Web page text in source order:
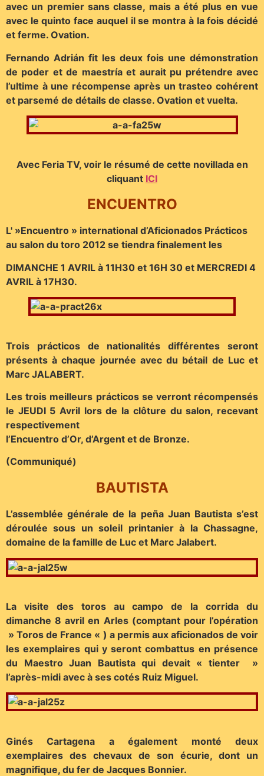
avec un premier sans classe, mais a été plus en vue
avec le quinto face auquel il se montra à la fois décidé
et ferme. Ovation.
Fernando Adrián fit les deux fois une démonstration
de poder et de maestría et aurait pu prétendre avec
l’ultime à une récompense après un trasteo cohérent
et parsemé de détails de classe. Ovation et vuelta.
Avec Feria TV, voir le résumé de cette novillada en
cliquant ICI
ENCUENTRO
L' »Encuentro » international d’Aficionados Prácticos
au salon du toro 2012 se tiendra finalement les
DIMANCHE 1 AVRIL à 11H30 et 16H 30 et MERCREDI 4
AVRIL à 17H30.
Trois prácticos de nationalités différentes seront
présents à chaque journée avec du bétail de Luc et
Marc JALABERT.
Les trois meilleurs prácticos se verront récompensés
le JEUDI 5 Avril lors de la clôture du salon, recevant
respectivement
l’Encuentro d’Or, d’Argent et de Bronze.
(Communiqué)
BAUTISTA
L’assemblée générale de la peña Juan Bautista s’est
déroulée sous un soleil printanier à la Chassagne,
domaine de la famille de Luc et Marc Jalabert.
La visite des toros au campo de la corrida du
dimanche 8 avril en Arles (comptant pour l’opération
» Toros de France « ) a permis aux aficionados de voir
les exemplaires qui y seront combattus en présence
du Maestro Juan Bautista qui devait « tienter »
l’après-midi avec à ses cotés Ruiz Miguel.
Ginés Cartagena a également monté deux
exemplaires des chevaux de son écurie, dont un
magnifique, du fer de Jacques Bonnier.